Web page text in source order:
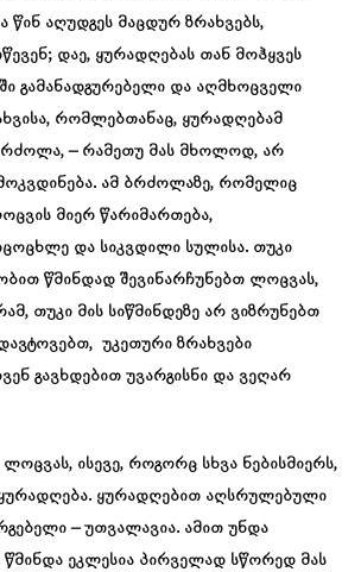
წინ აღუდგეს მაცდურ ზრახვებს,
დაე, ყურადღებას თან მოჰყვეს
გამანადგურებელი და აღმხოცველი
რომლებთანაც, ყურადღებამ
– რამეთუ მას მხოლოდ, არ
ამ ბრძოლაზე, რომელიც
მიერ წარიმართება,
და სიკვდილი სულისა. თუკი
წმინდად შევინარჩუნებთ ლოცვას,
თუკი მის სიწმინდეზე არ ვიზრუნებთ
უკეთური ზრახვები
გავხდებით უვარგისნი და ვეღარ
ლოცვას, ისევე, როგორც სხვა ნებისმიერს,
ყურადღებით აღსრულებული
– უთვალავია. ამით უნდა
წმინდა ეკლესია პირველად სწორედ მას